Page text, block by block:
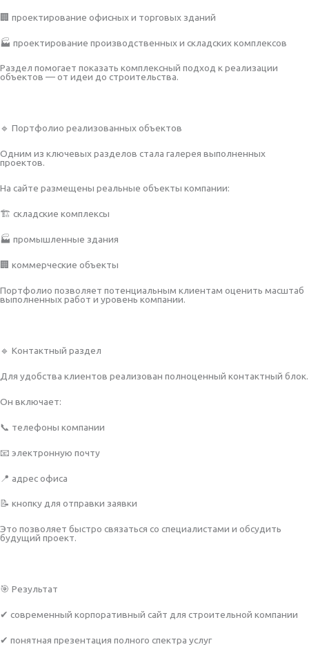
🏢 проектирование офисных и торговых зданий
🏭 проектирование производственных и складских комплексов
Раздел помогает показать комплексный подход к реализации
объектов — от идеи до строительства.
🔹 Портфолио реализованных объектов
Одним из ключевых разделов стала галерея выполненных
проектов.
На сайте размещены реальные объекты компании:
🏗 складские комплексы
🏭 промышленные здания
🏢 коммерческие объекты
Портфолио позволяет потенциальным клиентам оценить масштаб
выполненных работ и уровень компании.
🔹 Контактный раздел
Для удобства клиентов реализован полноценный контактный блок.
Он включает:
📞 телефоны компании
📧 электронную почту
📍 адрес офиса
📝 кнопку для отправки заявки
Это позволяет быстро связаться со специалистами и обсудить
будущий проект.
🎯 Результат
✔ современный корпоративный сайт для строительной компании
✔ понятная презентация полного спектра услуг